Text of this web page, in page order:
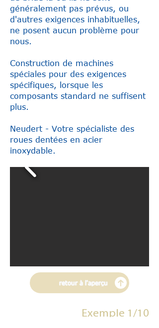
généralement pas prévus, ou
d'autres exigences inhabituelles,
ne posent aucun problème pour
nous.
Construction de machines
spéciales pour des exigences
spécifiques, lorsque les
composants standard ne suffisent
plus.
Neudert - Votre spécialiste des
roues dentées en acier
inoxydable.
retour à l'aperçu
Exemple 1/10